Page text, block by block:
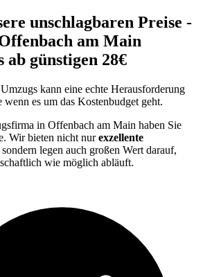
unschlagbaren Preise -
am Main
ab günstigen 28€
kann eine echte Herausforderung
wenn es um das Kostenbudget geht.
in Offenbach am Main haben Sie
Wir bieten nicht nurexzellente
sondern legen auch großen Wert darauf,
wie möglich abläuft.